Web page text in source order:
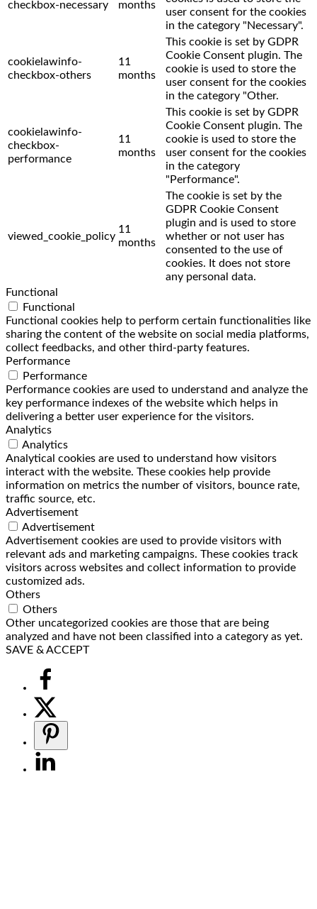
checkbox-necessary months
user consent for the cookies
in the category "Necessary".
cookielawinfo-
checkbox-others
11
months
This cookie is set by GDPR
Cookie Consent plugin. The
cookie is used to store the
user consent for the cookies
in the category "Other.
cookielawinfo-
checkbox-
performance
11
months
This cookie is set by GDPR
Cookie Consent plugin. The
cookie is used to store the
user consent for the cookies
in the category
"Performance".
viewed_cookie_policy
11
months
The cookie is set by the
GDPR Cookie Consent
plugin and is used to store
whether or not user has
consented to the use of
cookies. It does not store
any personal data.
Functional
Functional
Functional cookies help to perform certain functionalities like
sharing the content of the website on social media platforms,
collect feedbacks, and other third-party features.
Performance
Performance
Performance cookies are used to understand and analyze the
key performance indexes of the website which helps in
delivering a better user experience for the visitors.
Analytics
Analytics
Analytical cookies are used to understand how visitors
interact with the website. These cookies help provide
information on metrics the number of visitors, bounce rate,
traffic source, etc.
Advertisement
Advertisement
Advertisement cookies are used to provide visitors with
relevant ads and marketing campaigns. These cookies track
visitors across websites and collect information to provide
customized ads.
Others
Others
Other uncategorized cookies are those that are being
analyzed and have not been classified into a category as yet.
SAVE & ACCEPT